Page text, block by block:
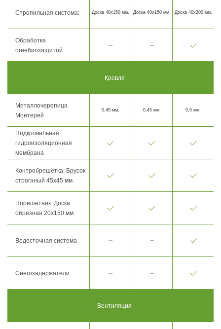
Стропильная система: Доска 40х150 мм. Доска 40х150 мм. Доска 40х200 мм.
Обработка
огнебиозащитой
Кровля
Металлочерепица
Монтерей
0,45 мм. 0,45 мм. 0,5 мм.
Подкровельная
гидроизоляционная
мембрана
Контробрешётка: Брусок
строганый 45х45 мм.
Порешетник: Доска
обрезная 20х150 мм.
Водосточная система
Снегозадержатели
Вентиляция